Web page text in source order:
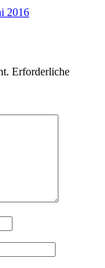
2016
Erforderliche